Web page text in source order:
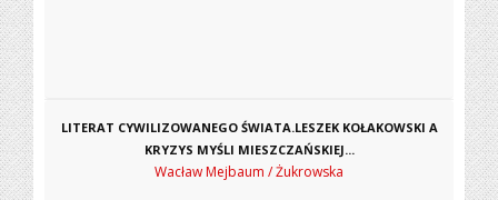
LITERAT CYWILIZOWANEGO ŚWIATA.LESZEK KOŁAKOWSKI A
KRYZYS MYŚLI MIESZCZAŃSKIEJ...
Wacław Mejbaum / Żukrowska